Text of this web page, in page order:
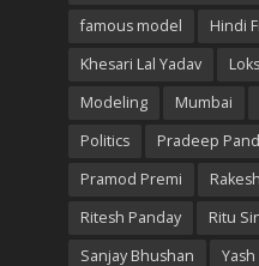
famous model
Hindi
Khesari Lal Yadav
Modeling
Mumbai
Politics
Pradeep
Pramod Premi
Ritesh Panday
Ritu
Sanjay Bhushan